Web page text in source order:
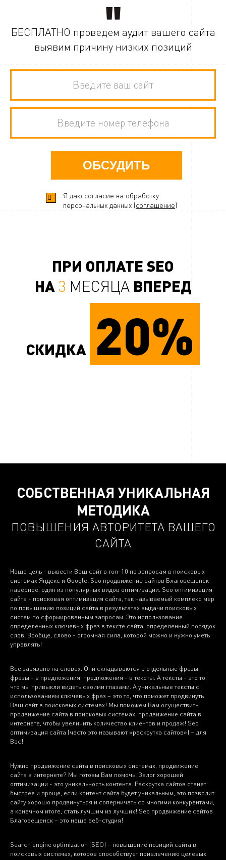
БЕСПЛАТНО проведем аудит вашего сайта
выявим причину низких позиций
Я даю согласие на обработку
персональных данных (соглашение)
ОБСУДИТЬ
ПРИ ОПЛАТЕ SEO
НА 3 МЕСЯЦА ВПЕРЕД
СКИДКА 20%
СОБСТВЕННАЯ УНИКАЛЬНАЯ
МЕТОДИКА
ПОВЫШЕНИЯ АВТОРИТЕТА ВАШЕГО
САЙТА
Наша цель - вывести Ваш сайт в топ-10 по запросам в поисковых
системах Яндекс и Google. Seo продвижение сайтов Благовещенск -
наверное, один из популярных видов оптимизации. Seo оптимизация
сайта - поисковая оптимизация сайта, так называемый комплекс мер
по повышению позиций сайта в результатах выдачи поисковых
систем по сформированным запросам. Это использование
определенных ключевых фраз в тексте сайта, определенный порядок
слов. Вообще, слово - огромная сила, которой можно и нужно уметь
управлять!
Все завязано на словах. Они складываются в отдельные фразы,
фразы - в предложения, предложения - в тексты. А тексты - это то,
что мы привыкли видеть своими глазами. А уникальные тексты с
использованием ключевых фраз – это то, что поможет продвинуть
Ваш сайт в поисковых системах! Мы поможем Вам осуществить
продвижение сайта в поисковых системах, продвижение сайта в
интернете, чтобы увеличить количество клиентов и продаж! Seo
оптимизация сайта (часто это называют «раскрутка сайтов») – для
Вас!
Нужно продвижение сайта в поисковых системах, продвижение
сайта в интернете? Мы готовы Вам помочь. Залог хорошей
оптимизации - это уникальность контента. Раскрутка сайтов станет
быстрее и проще, если контент сайта будет уникальным, это позволит
сайту хорошо продвинуться и соперничать со многими конкурентами,
а конечном итоге, стать лучшим из лучших! Seo продвижение сайтов
Благовещенск – это наша веб-студия!
Search engine optimization (SEO) – повышение позиций сайта в
поисковых системах, которое способствует привлечению целевых